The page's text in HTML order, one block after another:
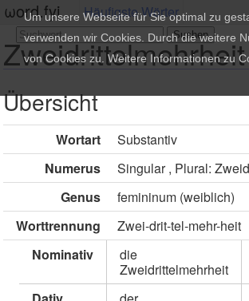
ωord.fyi Häufigste Wörter
Zweidrittelmehrheit
Übersicht
Wortart
Substantiv
Numerus
Singular , Plural:
Genus
femininum (weiblich)
Worttrennung
Zwei-drit-tel-mehr-heit
Nominativ
die
Zweidrittelmehrheit
Um unsere Webseite für Sie optimal zu
verwenden wir Cookies. Durch die weitere
von Cookies zu. Weitere Informationen zu